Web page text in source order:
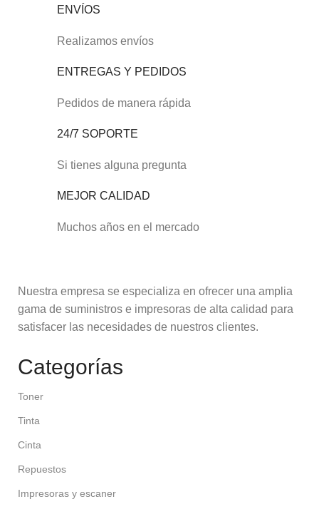
ENVÍOS
Realizamos envíos
ENTREGAS Y PEDIDOS
Pedidos de manera rápida
24/7 SOPORTE
Si tienes alguna pregunta
MEJOR CALIDAD
Muchos años en el mercado
Nuestra empresa se especializa en ofrecer una amplia
gama de suministros e impresoras de alta calidad para
satisfacer las necesidades de nuestros clientes.
Categorías
Toner
Tinta
Cinta
Repuestos
Impresoras y escaner